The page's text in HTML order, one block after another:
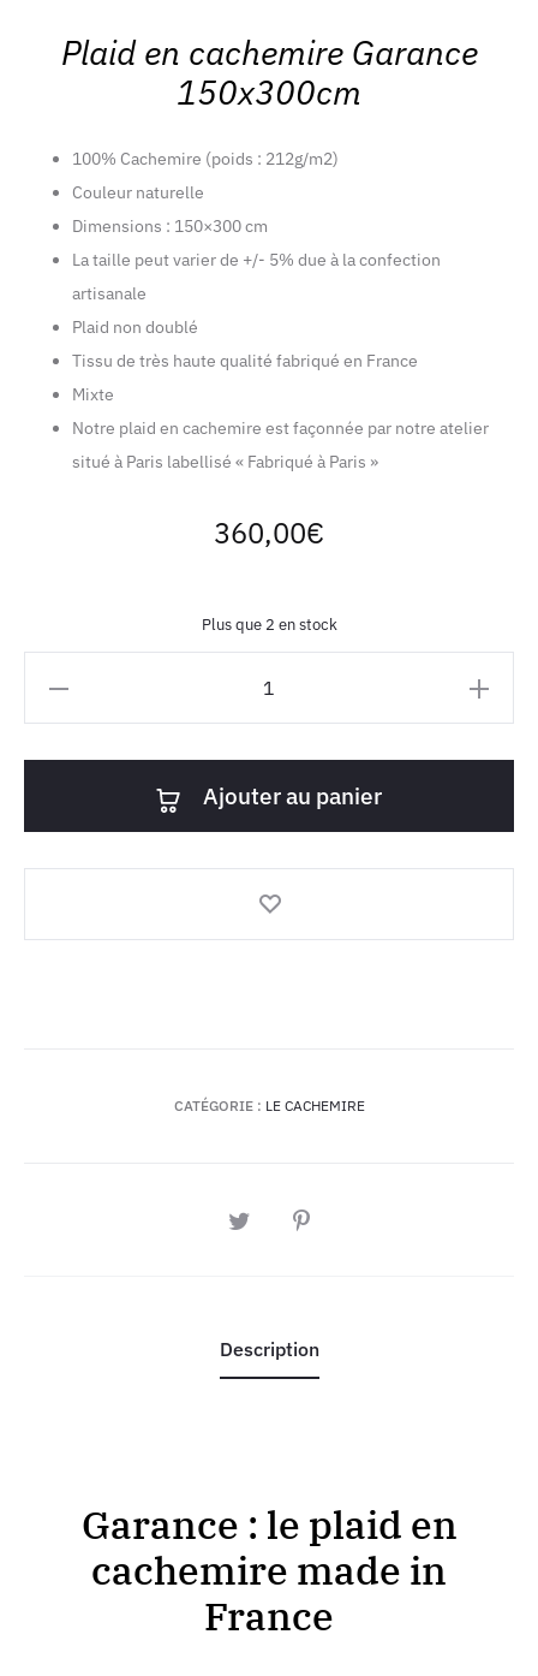
Plaid en cachemire Garance
150x300cm
100% Cachemire (poids : 212g/m2)
Couleur naturelle
Dimensions : 150×300 cm
La taille peut varier de +/- 5% due à la confection
artisanale
Plaid non doublé
Tissu de très haute qualité fabriqué en France
Mixte
Notre plaid en cachemire est façonnée par notre atelier
situé à Paris labellisé « Fabriqué à Paris »
360,00€
Plus que 2 en stock
Ajouter au panier
CATÉGORIE : LE CACHEMIRE
PARTAGER
Description
Garance : le plaid en
cachemire made in
France